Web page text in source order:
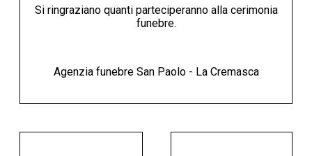
Si ringraziano quanti parteciperanno alla cerimonia
funebre.
Agenzia funebre San Paolo - La Cremasca